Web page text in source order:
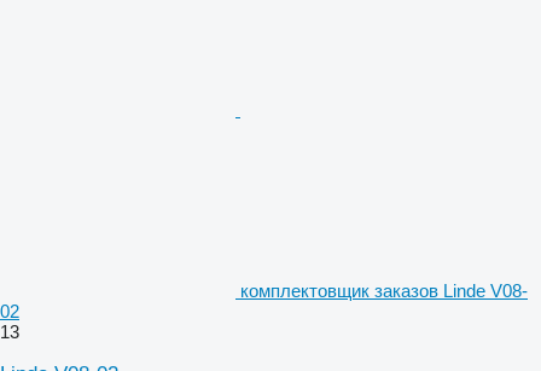
комплектовщик заказов Linde V08-
02
13